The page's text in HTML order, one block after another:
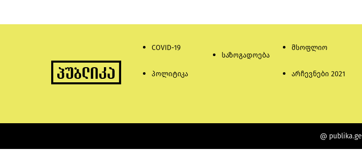
COVID-19
პოლიტიკა
საზოგადოება
მსოფლიო
არჩევნები 2021
@ publika.ge